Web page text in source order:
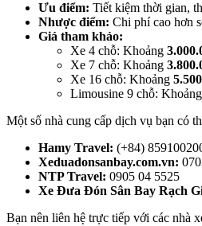
Ưu điểm: Tiết kiệm thời gian,
Nhược điểm: Chi phí cao hơn
Giá tham khảo:
Xe 4 chỗ: Khoảng
Xe 7 chỗ: Khoảng
Xe 16 chỗ: Khoảng
Limousine 9 chỗ: Khoảng
Một số nhà cung cấp dịch vụ bạn có
Hamy Travel: (+84)
Xeduadonsanbay.com.vn:
NTP Travel: 0905 04 5525
Xe Đưa Đón Sân Bay Rạch
Bạn nên liên hệ trực tiếp với các nhà